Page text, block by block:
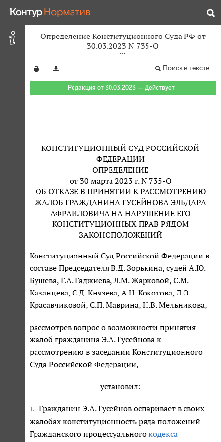
Определение Конституционного Суда РФ от
30.03.2023 N 735-О
Поиск в тексте
Редакция от 30.03.2023 — Действует
КОНСТИТУЦИОННЫЙ СУД РОССИЙСКОЙ
ФЕДЕРАЦИИ
ОПРЕДЕЛЕНИЕ
от 30 марта 2023 г. N 735-О
ОБ ОТКАЗЕ В ПРИНЯТИИ К РАССМОТРЕНИЮ
ЖАЛОБ ГРАЖДАНИНА ГУСЕЙНОВА ЭЛЬДАРА
АФРАИЛОВИЧА НА НАРУШЕНИЕ ЕГО
КОНСТИТУЦИОННЫХ ПРАВ РЯДОМ
ЗАКОНОПОЛОЖЕНИЙ
Конституционный Суд Российской Федерации в
составе Председателя В.Д. Зорькина, судей А.Ю.
Бушева, Г.А. Гаджиева, Л.М. Жарковой, С.М.
Казанцева, С.Д. Князева, А.Н. Кокотова, Л.О.
Красавчиковой, С.П. Маврина, Н.В. Мельникова,
рассмотрев вопрос о возможности принятия
жалоб гражданина Э.А. Гусейнова к
рассмотрению в заседании Конституционного
Суда Российской Федерации,
установил:
1.
Гражданин Э.А. Гусейнов оспаривает в своих
жалобах конституционность ряда положений
Гражданского процессуального кодекса